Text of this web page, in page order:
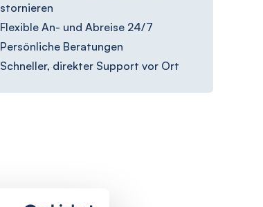
stornieren
Flexible An- und Abreise 24/7
Persönliche Beratungen
Schneller, direkter Support vor Ort